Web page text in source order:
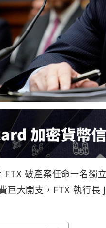
FTX 破產案任命一名獨
巨大開支，FTX 執行